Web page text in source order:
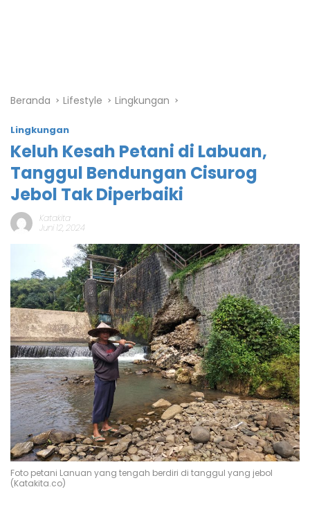
Beranda Lifestyle Lingkungan
Lingkungan
Keluh Kesah Petani di Labuan,
Tanggul Bendungan Cisurog
Jebol Tak Diperbaiki
Katakita
Juni 12, 2024
Foto petani Lanuan yang tengah berdiri di tanggul yang jebol
(Katakita.co)